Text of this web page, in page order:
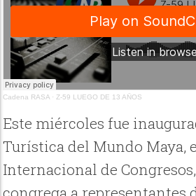
Cadena RASA ·Z-59 LUEGO DE 13 AÑOS
Este miércoles fue
Turística del Mundo Maya,
Internacional de